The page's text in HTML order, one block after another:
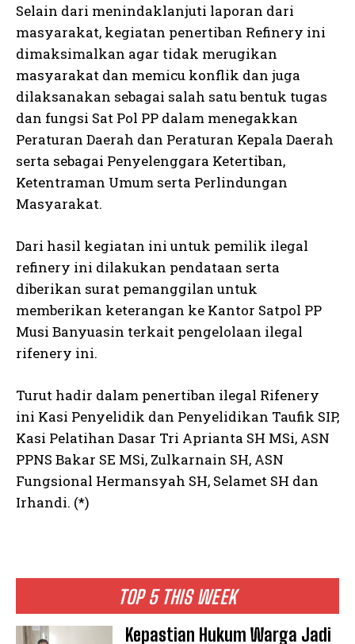
TOP 5 THIS WEEK
Kepastian Hukum Warga Jadi
Selain dari menindaklanjuti laporan dari
masyarakat, kegiatan penertiban Refinery ini
dimaksimalkan agar tidak merugikan
masyarakat dan memicu konflik dan juga
dilaksanakan sebagai salah satu bentuk tugas
dan fungsi Sat Pol PP dalam menegakkan
Peraturan Daerah dan Peraturan Kepala Daerah
serta sebagai Penyelenggara Ketertiban,
Ketentraman Umum serta Perlindungan
Masyarakat.
Dari hasil kegiatan ini untuk pemilik ilegal
refinery ini dilakukan pendataan serta
diberikan surat pemanggilan untuk
memberikan keterangan ke Kantor Satpol PP
Musi Banyuasin terkait pengelolaan ilegal
rifenery ini.
Turut hadir dalam penertiban ilegal Rifenery
ini Kasi Penyelidik dan Penyelidikan Taufik SIP,
Kasi Pelatihan Dasar Tri Aprianta SH MSi, ASN
PPNS Bakar SE MSi, Zulkarnain SH, ASN
Fungsional Hermansyah SH, Selamet SH dan
Irhandi. (*)